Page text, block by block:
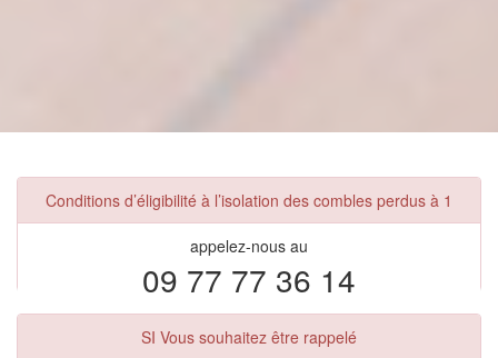
Conditions d’éligibilité à l’isolation des combles perdus à 1
appelez-nous au
09 77 77 36 14
SI Vous souhaitez être rappelé